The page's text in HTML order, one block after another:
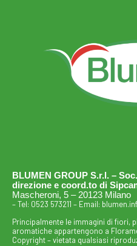
BLUMEN GROUP S.r.l. –
direzione e coord.to di
Mascheroni, 5 – 20123 Milano
– Tel: 0523 573211 – Email:
Principalmente le immagini di fiori,
aromatiche appartengono a
Copyright – vietata qualsiasi